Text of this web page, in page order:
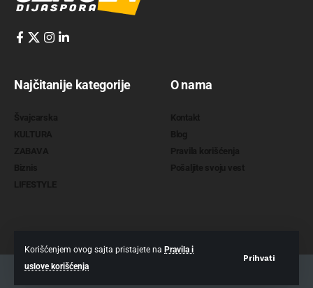
Korišćenjem ovog sajta pristajete na Pravila i
uslove korišćenja
Prihvati
Najčitanije kategorije O nama